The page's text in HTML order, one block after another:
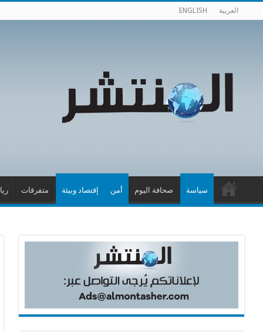
العربية ENGLISH
سياسة صحافة اليوم أمن إقتصاد وبيئة متفرقات